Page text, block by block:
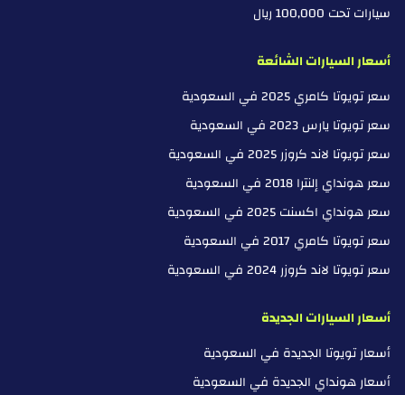
سيارات تحت 100,000 ريال
أسعار السيارات الشائعة
سعر تويوتا كامري 2025 في السعودية
سعر تويوتا يارس 2023 في السعودية
سعر تويوتا لاند كروزر 2025 في السعودية
سعر هونداي إلنترا 2018 في السعودية
سعر هونداي اكسنت 2025 في السعودية
سعر تويوتا كامري 2017 في السعودية
سعر تويوتا لاند كروزر 2024 في السعودية
أسعار السيارات الجديدة
أسعار تويوتا الجديدة في السعودية
أسعار هونداي الجديدة في السعودية